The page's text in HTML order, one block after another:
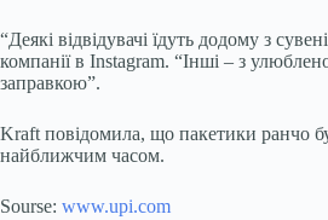
“Деякі відвідувачі їдуть додому з
компанії в Instagram. “Інші – з
заправкою”.
Kraft повідомила, що пакетики ранчо
найближчим часом.
Sourse: www.upi.com